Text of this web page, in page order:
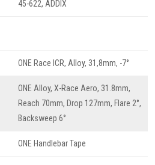
45-622, ADDIX
ONE Race ICR, Alloy, 31,8mm, -7°
ONE Alloy, X-Race Aero, 31.8mm,
Reach 70mm, Drop 127mm, Flare 2°,
Backsweep 6°
ONE Handlebar Tape